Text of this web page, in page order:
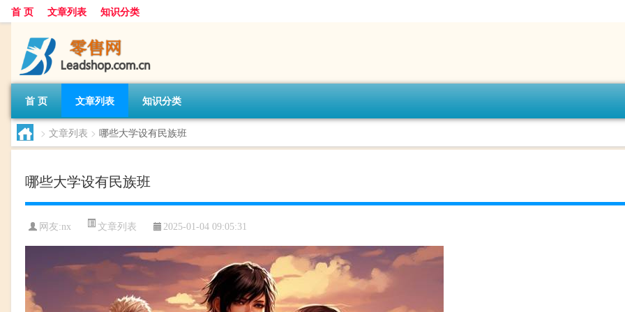
首 页 文章列表 知识分类
首 页 文章列表 知识分类
> 文章列表 > 哪些大学设有民族班
哪些大学设有民族班
网友:nx 文章列表 2025-01-04 09:05:31